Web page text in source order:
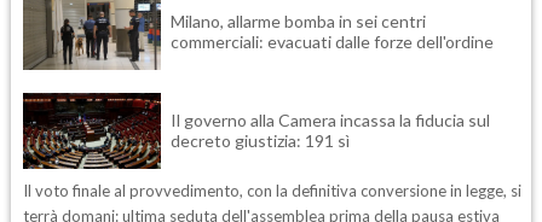
Milano, allarme bomba in sei centri
commerciali: evacuati dalle forze dell'ordine
Il governo alla Camera incassa la fiducia sul
decreto giustizia: 191 sì
Il voto finale al provvedimento, con la definitiva conversione in legge, si
terrà domani: ultima seduta dell'assemblea prima della pausa estiva